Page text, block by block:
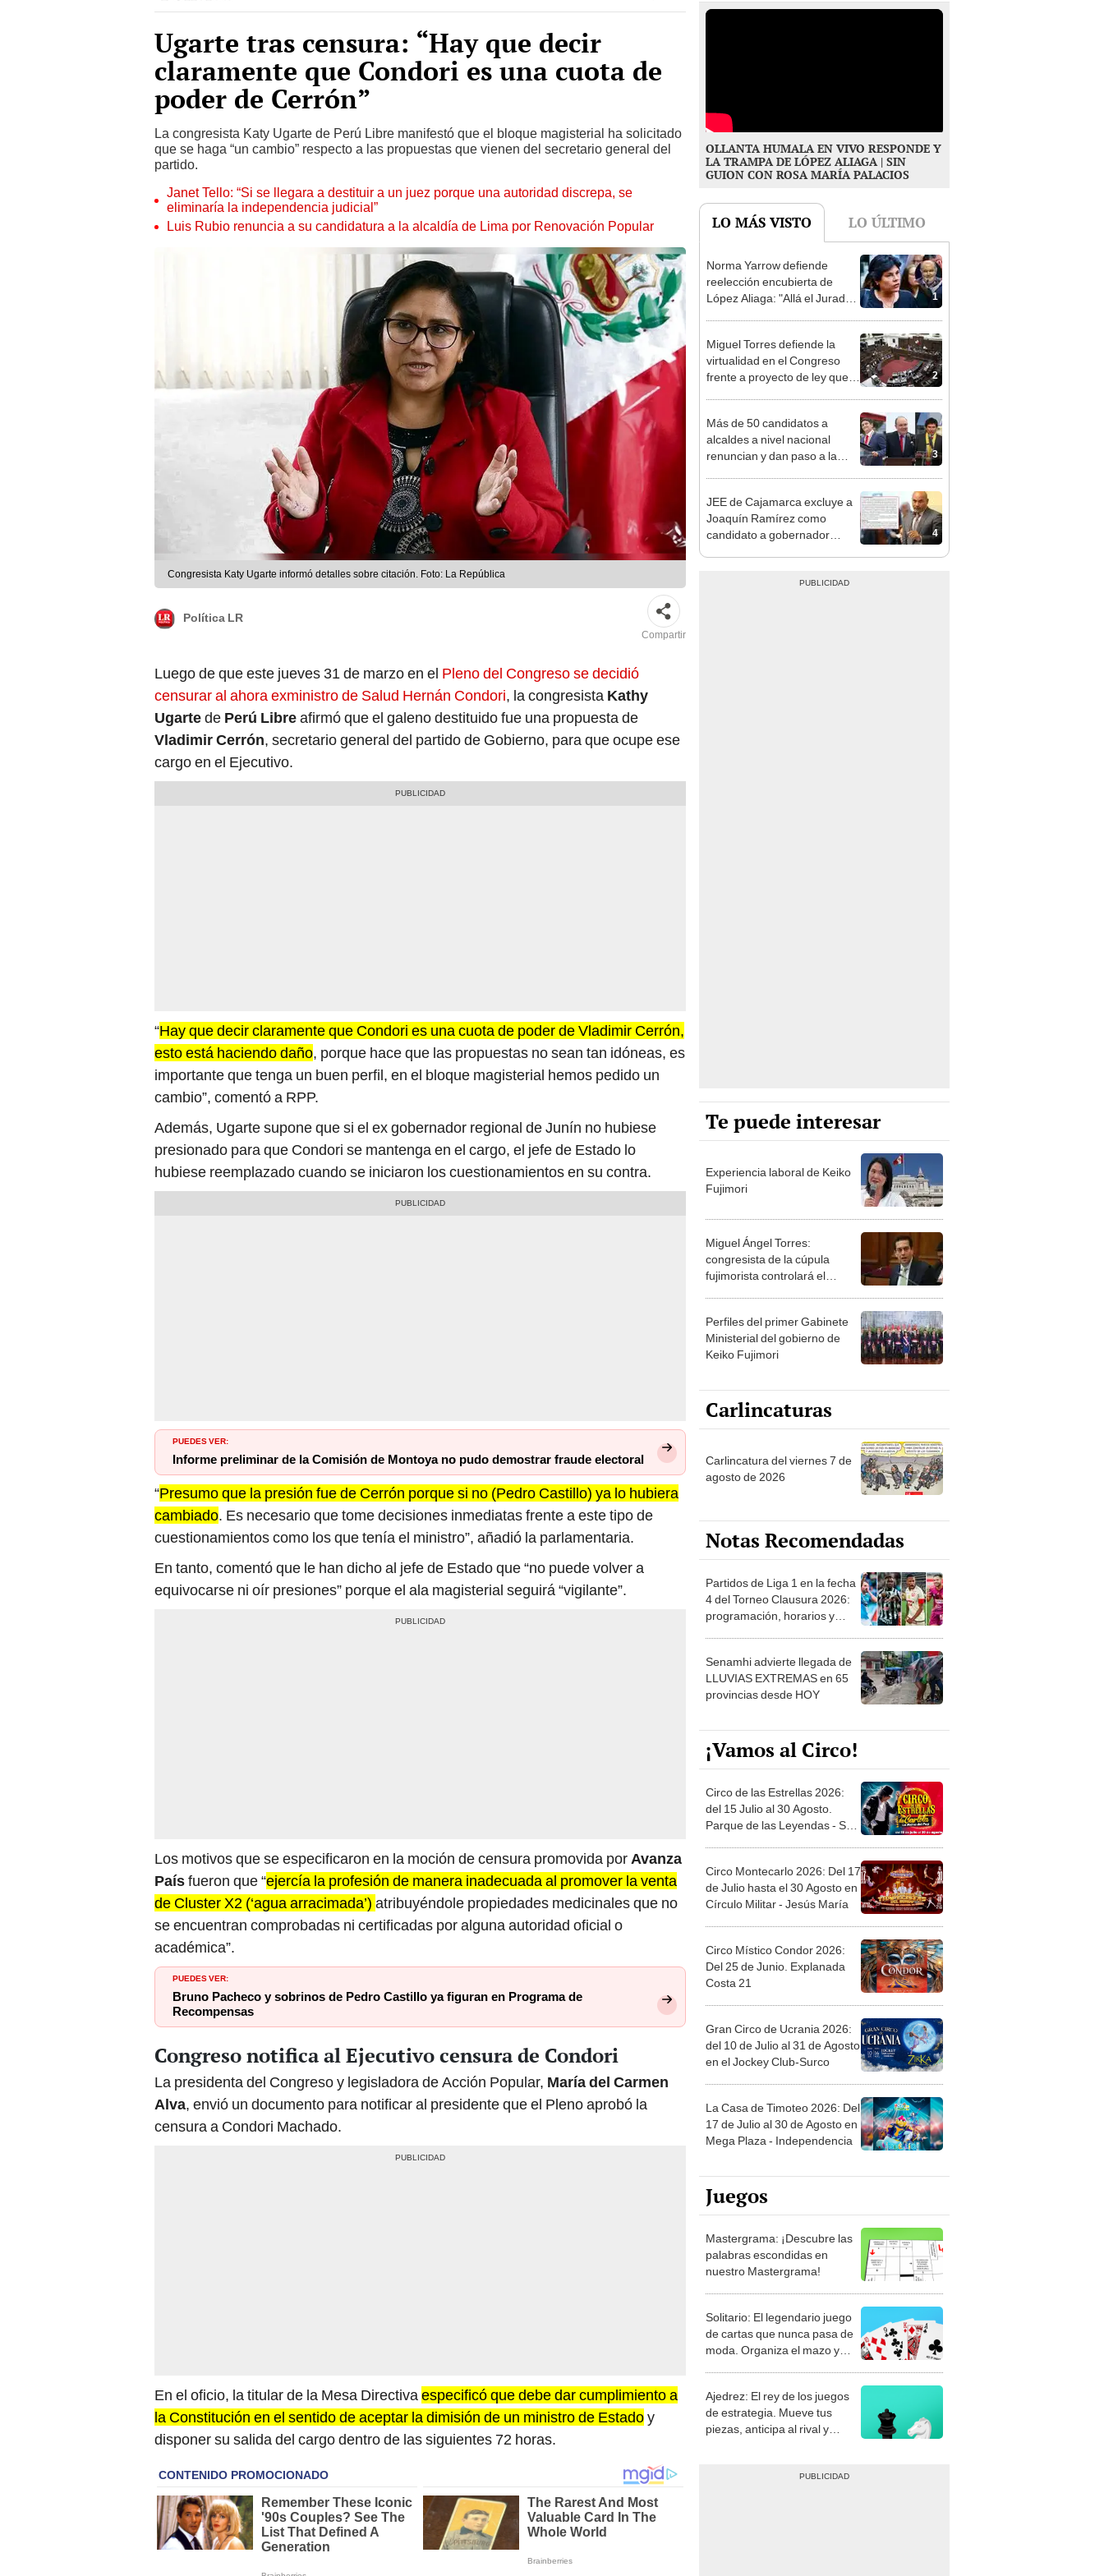
Ugarte tras censura: “Hay que decir
claramente que Condori es una cuota de
poder de Cerrón”
La congresista Katy Ugarte de Perú Libre manifestó que el bloque magisterial ha solicitado
que se haga “un cambio” respecto a las propuestas que vienen del secretario general del
partido.
eliminaría la independencia judicial”
Luis Rubio renuncia a su candidatura a la alcaldía de Lima por Renovación Popular
Congresista Katy Ugarte informó detalles sobre citación. Foto: La República
Compartir
censurar al ahora exministro de Salud Hernán Condori , la congresistaKathy
UgartedePerú Libreafirmó que el galeno destituido fue una propuesta de
Vladimir Cerrón, secretario general del partido de Gobierno, para que ocupe ese
cargo en el Ejecutivo.
esto está haciendo daño, porque hace que las propuestas no sean tan idóneas, es
importante que tenga un buen perfil, en el bloque magisterial hemos pedido un
cambio”, comentó a RPP.
presionado para que Condori se mantenga en el cargo, el jefe de Estado lo
hubiese reemplazado cuando se iniciaron los cuestionamientos en su contra.
Informe preliminar de la Comisión de Montoya no pudo demostrar fraude electoral
“Presumo que la presión fue de Cerrón porque si no (Pedro Castillo) ya lo hubiera
cambiado. Es necesario que tome decisiones inmediatas frente a este tipo de
cuestionamientos como los que tenía el ministro”, añadió la parlamentaria.
En tanto, comentó que le han dicho al jefe de Estado que “no puede volver a
equivocarse ni oír presiones” porque el ala magisterial seguirá “vigilante”.
Paísfueron que “ejercía la profesión de manera inadecuada al promover la venta
de Cluster X2 (‘agua arracimada’)atribuyéndole propiedades medicinales que no
se encuentran comprobadas ni certificadas por alguna autoridad oficial o
académica”.
Bruno Pacheco y sobrinos de Pedro Castillo ya figuran en Programa de
Recompensas
La presidenta del Congreso y legisladora de Acción Popular,María del Carmen
Alva, envió un documento para notificar al presidente que el Pleno aprobó la
censura a Condori Machado.
la Constitución en el sentido de aceptar la dimisión de un ministro de Estadoy
disponer su salida del cargo dentro de las siguientes 72 horas.
OLLANTA HUMALA EN VIVO RESPONDE Y
LA TRAMPA DE LÓPEZ ALIAGA | SIN
GUION CON ROSA MARÍA PALACIOS
LO MÁS VISTO
1
reelección encubierta de
López Aliaga: "Allá el Jurado
que se deja sacar la vuelta"
2
virtualidad en el Congreso
frente a proyecto de ley que
plantea la presencialidad
3
alcaldes a nivel nacional
renuncian y dan paso a la
reelección encubierta
4
Joaquín Ramírez como
candidato a gobernador
regional por ocultar sentencia
Te puede interesar
Fujimori
congresista de la cúpula
fujimorista controlará el
primer año del Senado
Ministerial del gobierno de
Keiko Fujimori
Carlincaturas
agosto de 2026
Notas Recomendadas
4 del Torneo Clausura 2026:
programación, horarios y
dónde ver
LLUVIAS EXTREMAS en 65
provincias desde HOY
¡Vamos al Circo!
del 15 Julio al 30 Agosto.
Parque de las Leyendas - San
Miguel
de Julio hasta el 30 Agosto en
Círculo Militar - Jesús María
Del 25 de Junio. Explanada
Costa 21
del 10 de Julio al 31 de Agosto
en el Jockey Club-Surco
17 de Julio al 30 de Agosto en
Mega Plaza - Independencia
Juegos
palabras escondidas en
nuestro Mastergrama!
de cartas que nunca pasa de
moda. Organiza el mazo y
demuestra tu habilidad.
de estrategia. Mueve tus
piezas, anticipa al rival y
consigue el jaque mate.